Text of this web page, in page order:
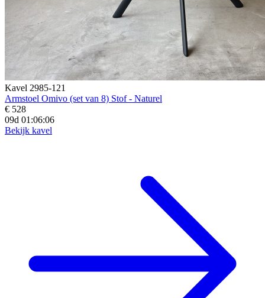
Kavel 2985-121
Armstoel Omivo (set van 8) Stof - Naturel
€ 528
09d 01:06:04
Bekijk kavel